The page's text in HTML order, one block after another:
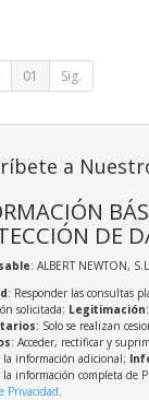
01 Sig.
a
DE
: ALBERT NEWTON,
: Responder las consultas
solicitada; Legitimación
: Solo se realizan
: Acceder, rectificar y
información adicional;
información completa de
Privacidad.